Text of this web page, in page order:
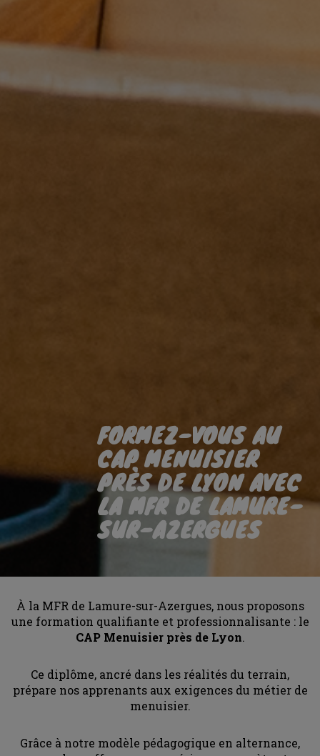
FORMEZ-VOUS AU
CAP MENUISIER
PRÈS DE LYON AVEC
LA MFR DE LAMURE-
SUR-AZERGUES
À la MFR de Lamure-sur-Azergues, nous proposons
une formation qualifiante et professionnalisante : le
CAP Menuisier près de Lyon.
Ce diplôme, ancré dans les réalités du terrain,
prépare nos apprenants aux exigences du métier de
menuisier.
Grâce à notre modèle pédagogique en alternance,